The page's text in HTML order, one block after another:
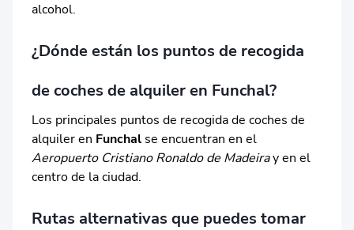
alcohol.
¿Dónde están los puntos de recogida
de coches de alquiler en Funchal?
Los principales puntos de recogida de coches de
alquiler en Funchal se encuentran en el
Aeropuerto Cristiano Ronaldo de Madeiray en el
centro de la ciudad.
Rutas alternativas que puedes tomar